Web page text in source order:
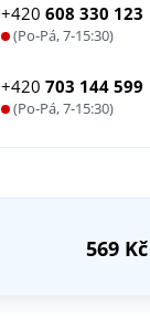
+420608 330 123
(Po-Pá, 7-15:30)
+420703 144 599
(Po-Pá, 7-15:30)
569 Kč